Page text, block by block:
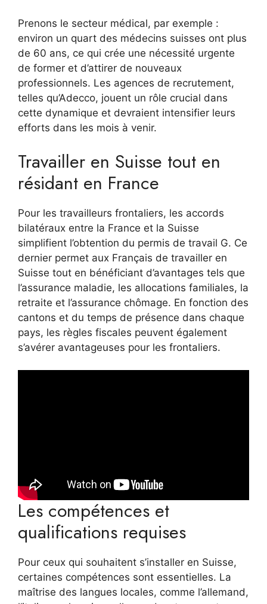
Prenons le secteur médical, par exemple :
environ un quart des médecins suisses ont plus
de 60 ans, ce qui crée une nécessité urgente
de former et d’attirer de nouveaux
professionnels. Les agences de recrutement,
telles qu’Adecco, jouent un rôle crucial dans
cette dynamique et devraient intensifier leurs
efforts dans les mois à venir.
Travailler en Suisse tout en
résidant en France
Pour les travailleurs frontaliers, les accords
bilatéraux entre la France et la Suisse
simplifient l’obtention du permis de travail G. Ce
dernier permet aux Français de travailler en
Suisse tout en bénéficiant d’avantages tels que
l’assurance maladie, les allocations familiales, la
retraite et l’assurance chômage. En fonction des
cantons et du temps de présence dans chaque
pays, les règles fiscales peuvent également
s’avérer avantageuses pour les frontaliers.
Les compétences et
qualifications requises
Pour ceux qui souhaitent s’installer en Suisse,
certaines compétences sont essentielles. La
maîtrise des langues locales, comme l’allemand,